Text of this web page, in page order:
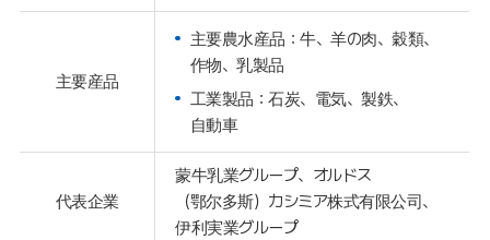
主要産品
主要農水産品：牛、羊の肉、穀類、
作物、乳製品
工業製品：石炭、電気、製鉄、
自動車
代表企業
蒙牛乳業グループ、オルドス
（鄂尔多斯）カシミア株式有限公司、
伊利実業グループ